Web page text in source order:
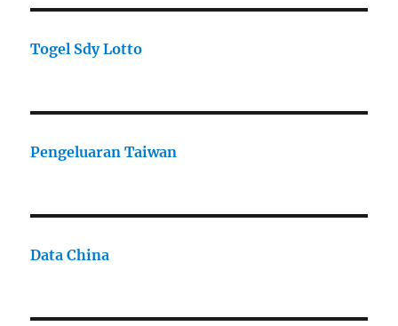
Togel Sdy Lotto
Pengeluaran Taiwan
Data China